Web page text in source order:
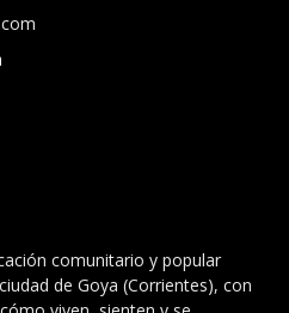
comunitario y popular
de Goya (Corrientes), con